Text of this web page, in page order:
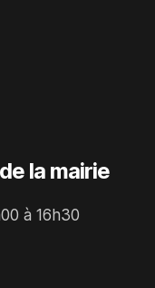
la mairie
à 16h30